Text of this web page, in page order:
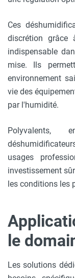
Ces
discrétion grâce
indispensable
mise. Ils
environnement
vie des
par l'humidité.
Polyvalents,
usages
investissement
les conditions les
le
Les solutions